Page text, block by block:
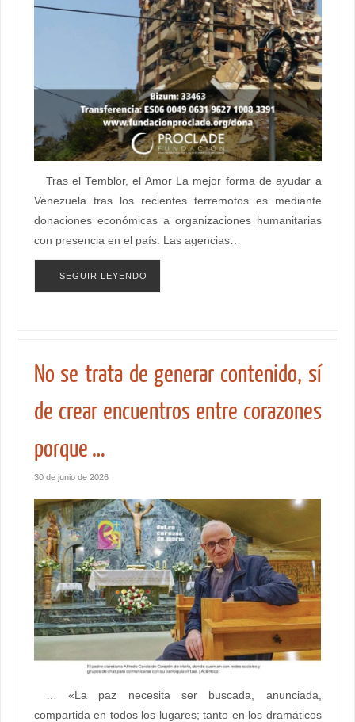
Tras el Temblor, el Amor La mejor forma de ayudar a
Venezuela tras los recientes terremotos es mediante
donaciones económicas a organizaciones humanitarias
con presencia en el país. Las agencias…
SEGUIR LEYENDO
No se trata de generar contenido, sí
de crear encuentros entre corazones
porque …
30 de junio de 2026
… «La paz necesita ser buscada, anunciada,
compartida en todos los lugares; tanto en los dramáticos